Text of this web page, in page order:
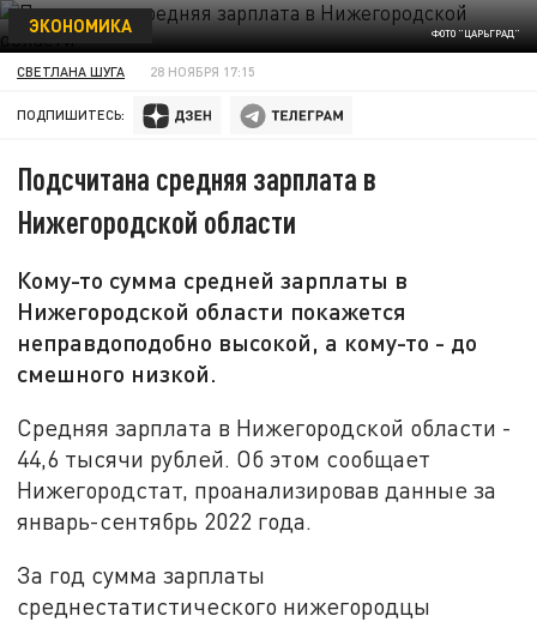
ФОТО "ЦАРЬГРАД"
ЭКОНОМИКА
СВЕТЛАНА ШУГА 28 НОЯБРЯ 17:15
ПОДПИШИТЕСЬ:
Подсчитана средняя зарплата в
Нижегородской области
Кому-то сумма средней зарплаты в
Нижегородской области покажется
неправдоподобно высокой, а кому-то - до
смешного низкой.
Средняя зарплата в Нижегородской области -
44,6 тысячи рублей. Об этом сообщает
Нижегородстат, проанализировав данные за
январь-сентябрь 2022 года.
За год сумма зарплаты
среднестатистического нижегородцы